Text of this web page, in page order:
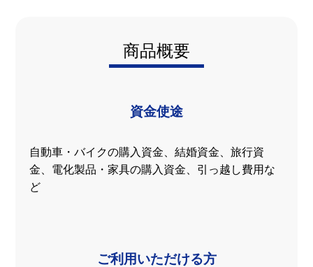
商品概要
資金使途
自動車・バイクの購入資金、結婚資金、旅行資
金、電化製品・家具の購入資金、引っ越し費用な
ど
ご利用いただける方